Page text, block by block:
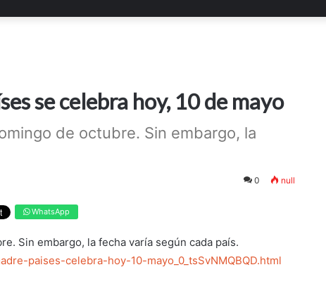
se celebra hoy, 10 de mayo
de octubre. Sin embargo, la
0 null
WhatsApp
Sin embargo, la fecha varía según cada país.
paises-celebra-hoy-10-mayo_0_tsSvNMQBQD.html